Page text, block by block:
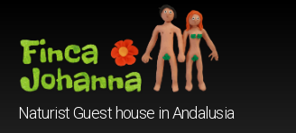
Finca
Johanna
Naturist Guest house in Andalusia